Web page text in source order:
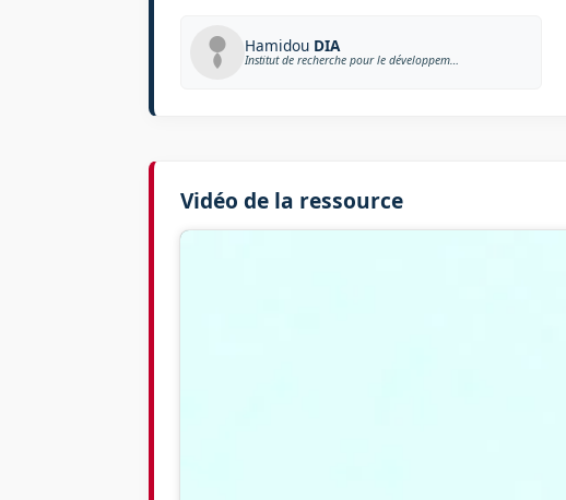
Hamidou DIA
Institut de recherche pour le développement, Université Paris Cité
Vidéo de la ressource